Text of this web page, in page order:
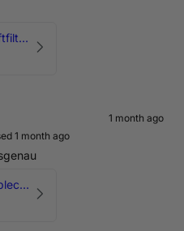
Konischer Ersatz Luftfilter Pilz - 4" & 5" Offene Ansaugung
1 month ago
1 month ago
Luftführung/Luftleitblech 5" 125mm offene Ansaugung HPerformance